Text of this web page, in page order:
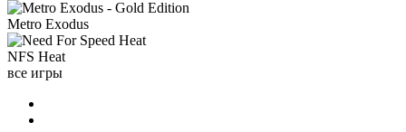
Metro Exodus
NFS Heat
все игры